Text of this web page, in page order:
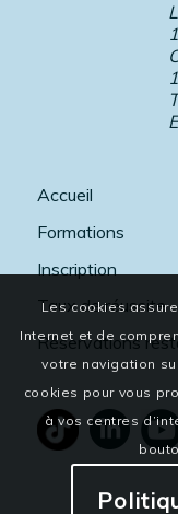
Accueil
Formations
Inscription
Taux de réussite
Réservations
Les cookies
Internet et de
votre navigation
cookies pour vous
à vos centres